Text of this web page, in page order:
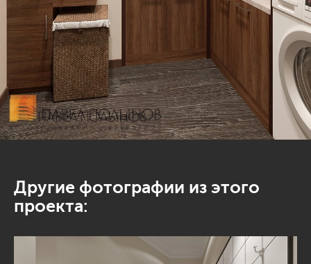
Другие фотографии из этого
проекта: